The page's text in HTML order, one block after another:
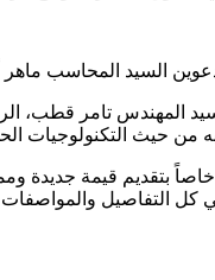
السيد المحاسب ماهر
المهندس تامر قطب،
به من حيث التكنولوجيات
بتقديم قيمة جديدة
كل التفاصيل